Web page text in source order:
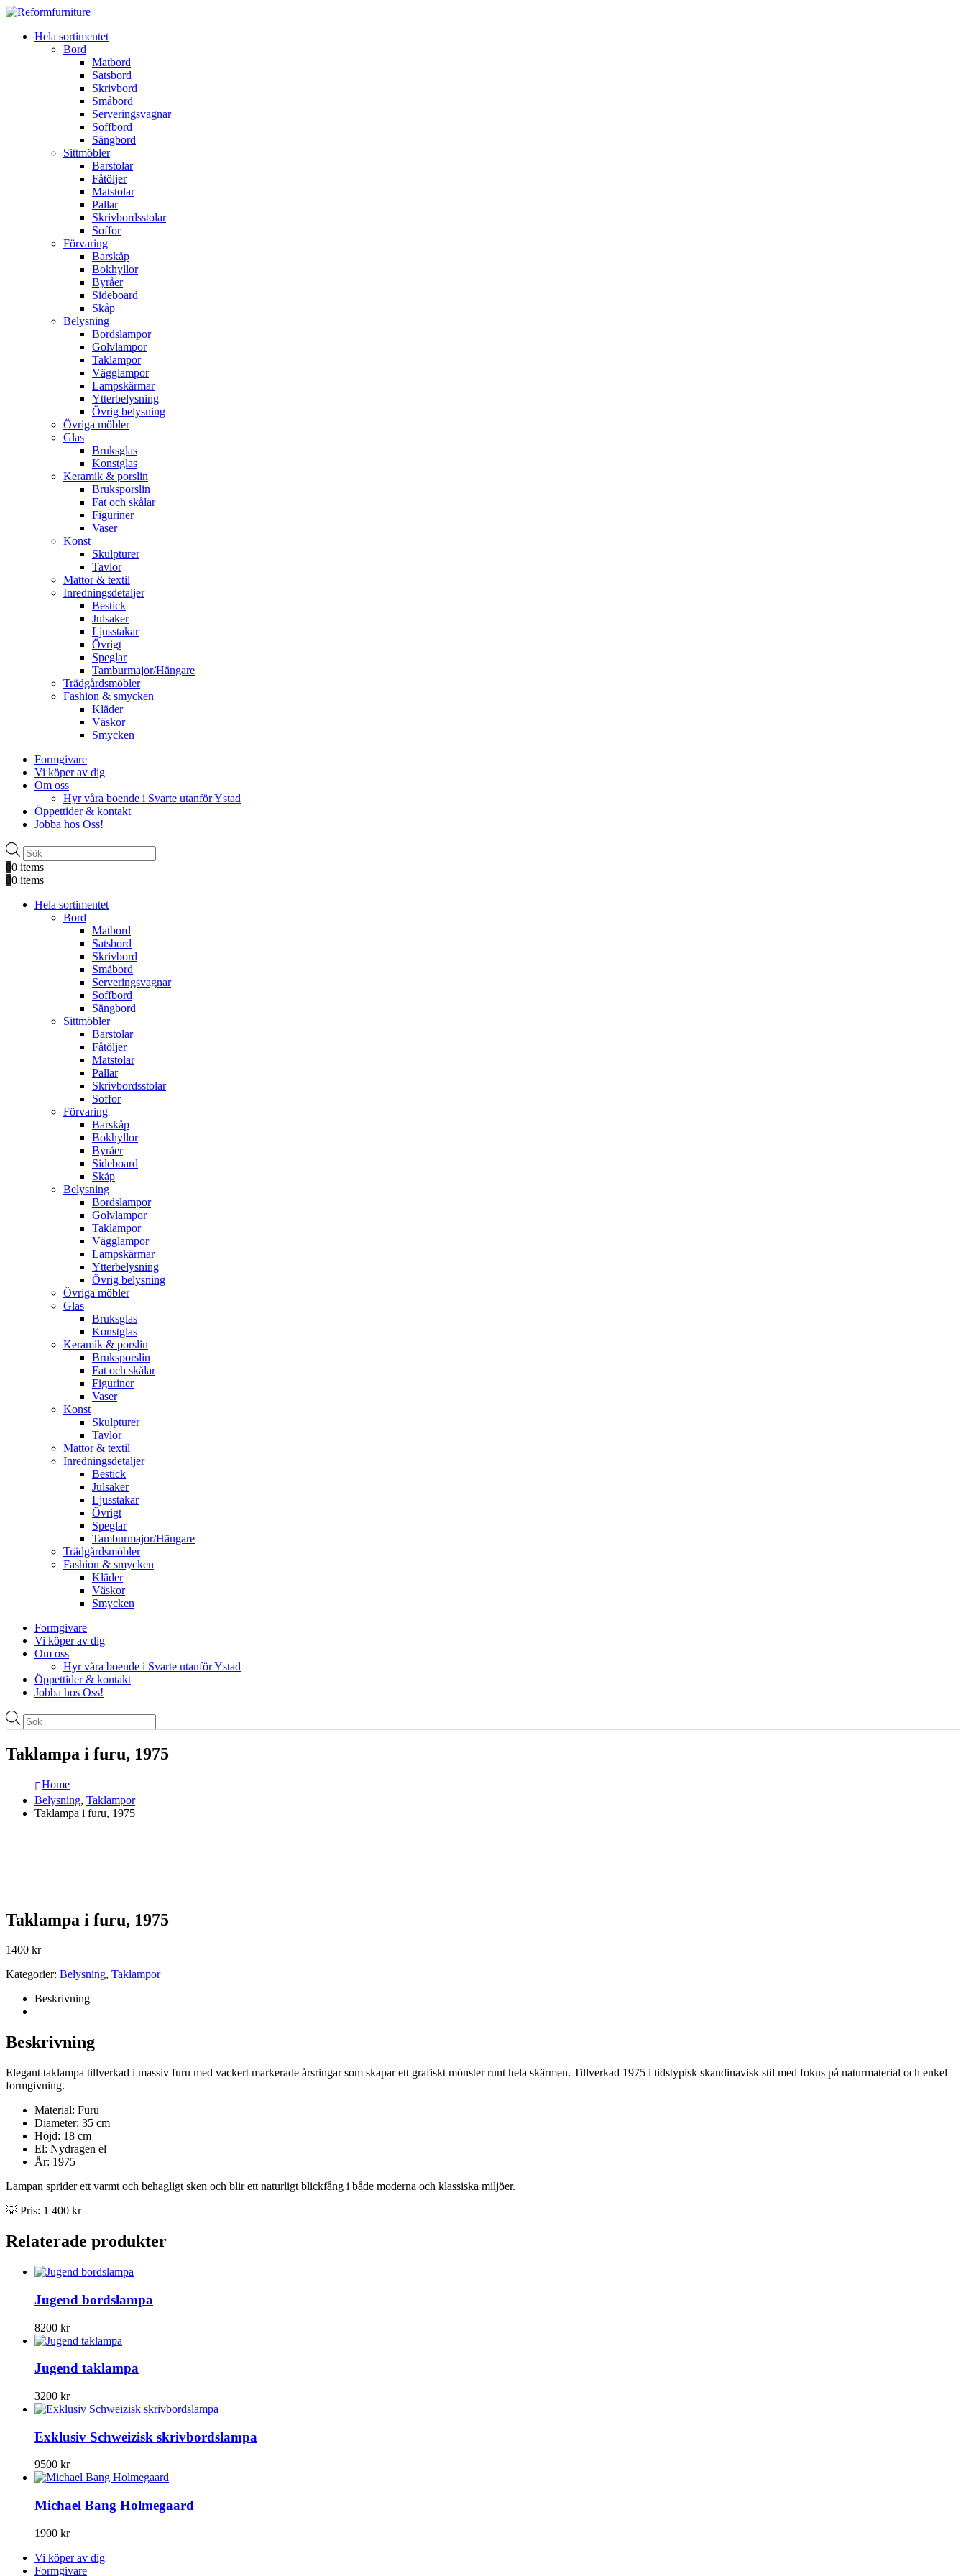
Hela sortimentet
Bord
Matbord
Satsbord
Skrivbord
Småbord
Serveringsvagnar
Soffbord
Sängbord
Sittmöbler
Barstolar
Fåtöljer
Matstolar
Pallar
Skrivbordsstolar
Soffor
Förvaring
Barskåp
Bokhyllor
Byråer
Sideboard
Skåp
Belysning
Bordslampor
Golvlampor
Taklampor
Vägglampor
Lampskärmar
Ytterbelysning
Övrig belysning
Övriga möbler
Glas
Bruksglas
Konstglas
Keramik & porslin
Bruksporslin
Fat och skålar
Figuriner
Vaser
Konst
Skulpturer
Tavlor
Mattor & textil
Inredningsdetaljer
Bestick
Julsaker
Ljusstakar
Övrigt
Speglar
Tamburmajor/Hängare
Trädgårdsmöbler
Fashion & smycken
Kläder
Väskor
Smycken
Formgivare
Vi köper av dig
Om oss
Hyr våra boende i Svarte utanför Ystad
Öppettider & kontakt
Jobba hos Oss!
Produktsökning
00 items
00 items
Hela sortimentet
Bord
Matbord
Satsbord
Skrivbord
Småbord
Serveringsvagnar
Soffbord
Sängbord
Sittmöbler
Barstolar
Fåtöljer
Matstolar
Pallar
Skrivbordsstolar
Soffor
Förvaring
Barskåp
Bokhyllor
Byråer
Sideboard
Skåp
Belysning
Bordslampor
Golvlampor
Taklampor
Vägglampor
Lampskärmar
Ytterbelysning
Övrig belysning
Övriga möbler
Glas
Bruksglas
Konstglas
Keramik & porslin
Bruksporslin
Fat och skålar
Figuriner
Vaser
Konst
Skulpturer
Tavlor
Mattor & textil
Inredningsdetaljer
Bestick
Julsaker
Ljusstakar
Övrigt
Speglar
Tamburmajor/Hängare
Trädgårdsmöbler
Fashion & smycken
Kläder
Väskor
Smycken
Formgivare
Vi köper av dig
Om oss
Hyr våra boende i Svarte utanför Ystad
Öppettider & kontakt
Jobba hos Oss!
Produktsökning
Taklampa i furu, 1975
Home
Belysning, Taklampor
Taklampa i furu, 1975
Taklampa i furu, 1975
1400 kr
Kategorier: Belysning, Taklampor
Beskrivning
Beskrivning
Elegant taklampa tillverkad i massiv furu med vackert markerade årsringar som skapar ett grafiskt mönster runt hela skärmen. Tillverkad 1975 i tidstypisk skandinavisk stil med fokus på naturmaterial och enkel
formgivning.
Material: Furu
Diameter: 35 cm
Höjd: 18 cm
El: Nydragen el
År: 1975
Lampan sprider ett varmt och behagligt sken och blir ett naturligt blickfång i både moderna och klassiska miljöer.
💡 Pris: 1 400 kr
Relaterade produkter
Jugend bordslampa
8200 kr
Jugend taklampa
3200 kr
Exklusiv Schweizisk skrivbordslampa
9500 kr
Michael Bang Holmegaard
1900 kr
Vi köper av dig
Formgivare